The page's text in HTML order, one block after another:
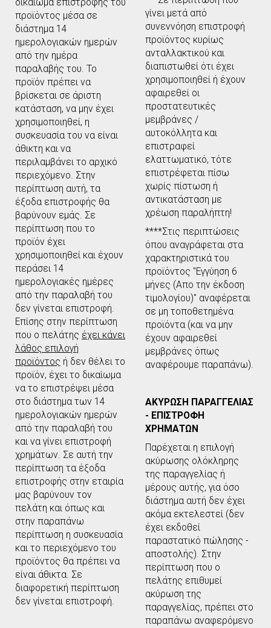
δικαίωμα επιστροφής του
προϊόντος μέσα σε
διάστημα 14
ημερολογιακών ημερών
από την ημέρα
παραλαβής του. Το
προϊόν πρέπει να
βρίσκεται σε άριστη
κατάσταση, να μην έχει
χρησιμοποιηθεί, η
συσκευασία του να είναι
άθικτη και να
περιλαμβάνει το αρχικό
περιεχόμενο. Στην
περίπτωση αυτή, τα
έξοδα επιστροφής θα
βαρύνουν εμάς. Σε
περίπτωση που το
προϊόν έχει
χρησιμοποιηθεί και έχουν
περάσει 14
ημερολογιακές ημέρες
από την παραλαβή του
δεν γίνεται επιστροφή.
Επίσης στην περίπτωση
που ο πελάτης έχει κάνει
λάθος επιλογή
προϊόντος ή δεν θέλει το
προϊόν, έχει το δικαίωμα
να το επιστρέψει μέσα
στο διάστημα των 14
ημερολογιακών ημερών
από την παραλαβή του
και να γίνει επιστροφή
χρημάτων. Σε αυτή την
περίπτωση τα έξοδα
επιστροφής στην εταιρία
μας βαρύνουν τον
πελάτη και όπως και
στην παραπάνω
περίπτωση η συσκευασία
και το περιεχόμενο του
προϊόντος θα πρέπει να
είναι άθικτα. Σε
διαφορετική περίπτωση
δεν γίνεται επιστροφή.
γίνει μετά από
συνεννόηση επιστροφή
προϊόντος κυρίως
ανταλλακτικού και
διαπιστωθεί ότι έχει
χρησιμοποιηθεί ή έχουν
αφαιρεθεί οι
προστατευτικές
μεμβράνες /
αυτοκόλλητα και
επιστραφεί
ελαττωματικό, τότε
επιστρέφεται πίσω
χωρίς πίστωση ή
αντικατάσταση με
χρέωση παραλήπτη!
****Στις περιπτώσεις
όπου αναγράφεται στα
χαρακτηριστικά του
προϊόντος "Εγγύηση 6
μήνες (Απο την έκδοση
τιμολογίου)" αναφέρεται
σε μη τοποθετημένα
προϊόντα (και να μην
έχουν αφαιρεθεί
μεμβράνες όπως
αναφέρουμε παραπάνω).
ΑΚΥΡΩΣΗ ΠΑΡΑΓΓΕΛΙΑΣ
- ΕΠΙΣΤΡΟΦΗ
ΧΡΗΜΑΤΩΝ
Παρέχεται η επιλογή
ακύρωσης ολόκληρης
της παραγγελίας ή
μέρους αυτής, για όσο
διάστημα αυτή δεν έχει
ακόμα εκτελεστεί (δεν
έχει εκδοθεί
παραστατικό πώλησης -
αποστολής). Στην
περίπτωση που ο
πελάτης επιθυμεί
ακύρωση της
παραγγελίας, πρέπει στο
παραπάνω αναφερόμενο